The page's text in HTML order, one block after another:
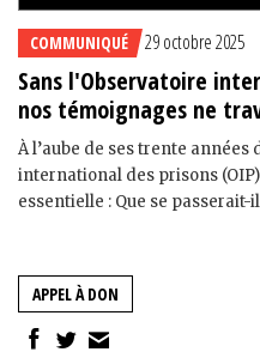
COMMUNIQUÉ 29 octobre 2025
Sans l'Observatoire
nos témoignages ne
À l’aube de ses trente années
international des prisons
essentielle : Que se passerait-il
APPEL À DON